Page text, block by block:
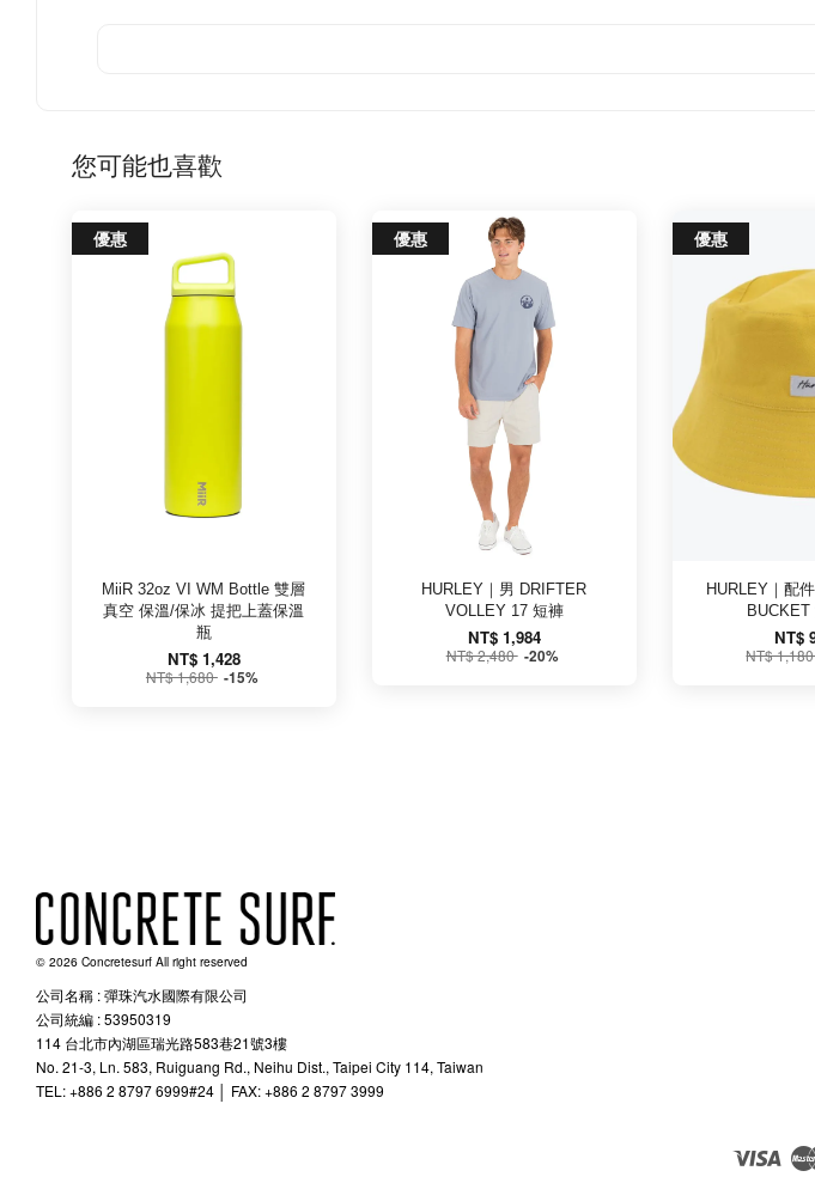
您可能也喜歡
優惠
MiiR 32oz VI WM Bottle 雙層
真空 保溫/保冰 提把上蓋保溫
瓶
NT$ 1,428
NT$ 1,680 -15%
優惠
HURLEY｜男 DRIFTER
VOLLEY 17 短褲
NT$ 1,984
NT$ 2,480 -20%
優惠
HURLEY｜配
BUCKET
NT$
NT$
© 2026 Concretesurf All right reserved
公司名稱 : 彈珠汽水國際有限公司
公司統編 : 53950319
114 台北市內湖區瑞光路583巷21號3樓
No. 21-3, Ln. 583, Ruiguang Rd., Neihu Dist., Taipei City 114, Taiwan
TEL: +886 2 8797 6999#24 │ FAX: +886 2 8797 3999
Visa